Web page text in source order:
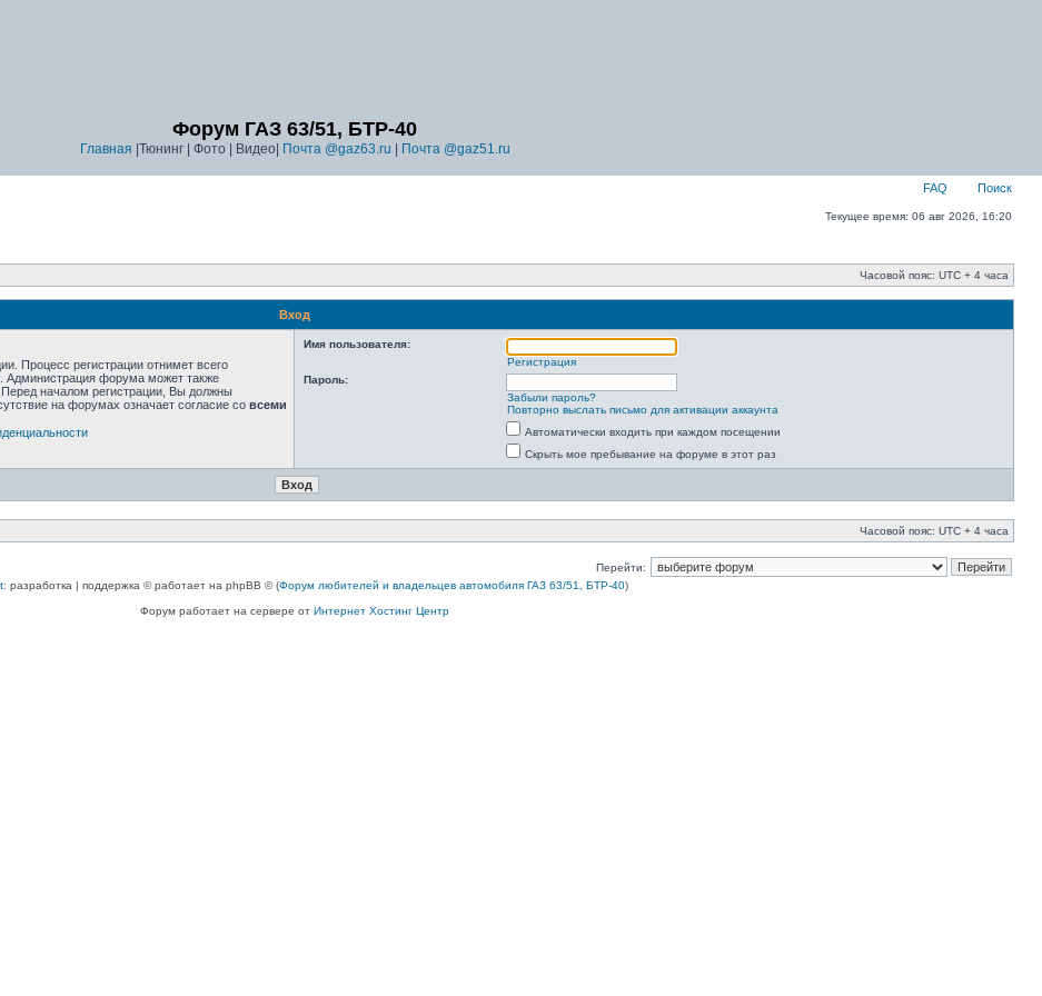
Форум ГАЗ 63/51, БТР-40
Главная |Тюнинг | Фото | Видео| Почта @gaz63.ru Почта @gaz51.ru
FAQ Поиск
Текущее время: 06 авг 2026, 16:20
Часовой пояс: UTC + 4 часа
Вход
Процесс регистрации отнимет всего
Администрация форума может также
началом регистрации, Вы должны
на форумах означает согласие со всеми
Имя пользователя:
Регистрация
Пароль:
Забыли пароль?
Повторно выслать письмо для активации аккаунта
Автоматически входить при каждом посещении
Скрыть мое пребывание на форуме в этот раз
Часовой пояс: UTC + 4 часа
Перейти:
: разработка | поддержка © работает на phpBB © (Форум любителей и владельцев автомобиля ГАЗ 63/51, БТР-40)
Форум работает на сервере от Интернет Хостинг Центр